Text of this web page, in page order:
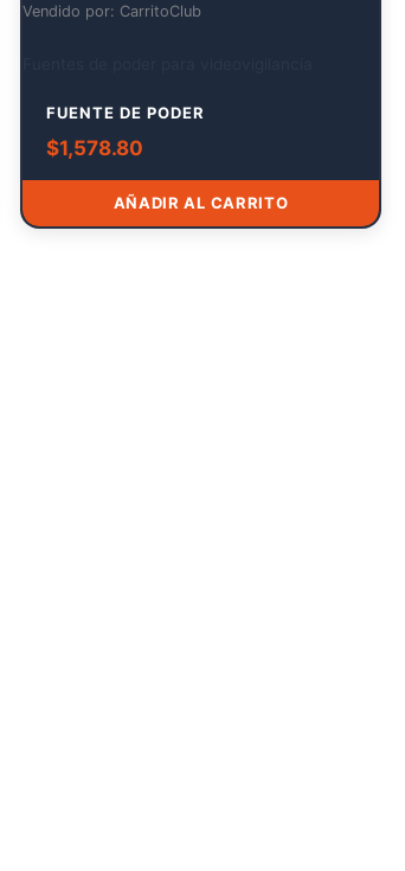
Vendido por: CarritoClub
FUENTE DE PODER
$1,578.80
AÑADIR AL CARRITO